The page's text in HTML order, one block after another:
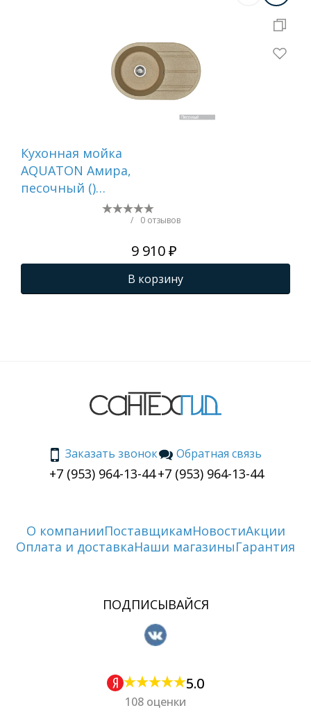
Кухонная мойка
AQUATON Амира,
песочный ()
1A712932AI220
/ 0 отзывов
9 910 ₽
В корзину
Заказать звонок
+7 (953) 964-13-44
Обратная связь
+7 (953) 964-13-44
О компанииПоставщикамНовостиАкции
Оплата и доставкаНаши магазиныГарантия
ПОДПИСЫВАЙСЯ
5.0
108 оценки